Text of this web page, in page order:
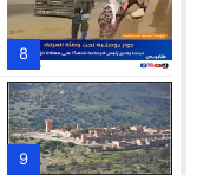
8
9